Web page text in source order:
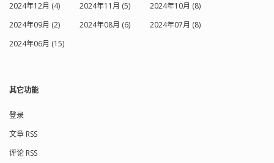
2024年12月 (4)
2024年11月 (5)
2024年10月 (8)
2024年09月 (2)
2024年08月 (6)
2024年07月 (8)
2024年06月 (15)
其它功能
登录
文章 RSS
评论 RSS